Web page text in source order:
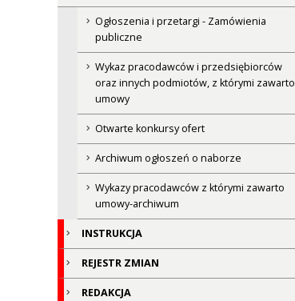
Ogłoszenia i przetargi - Zamówienia
publiczne
Wykaz pracodawców i przedsiębiorców
oraz innych podmiotów, z którymi zawarto
umowy
Otwarte konkursy ofert
Archiwum ogłoszeń o naborze
Wykazy pracodawców z którymi zawarto
umowy-archiwum
INSTRUKCJA
REJESTR ZMIAN
REDAKCJA